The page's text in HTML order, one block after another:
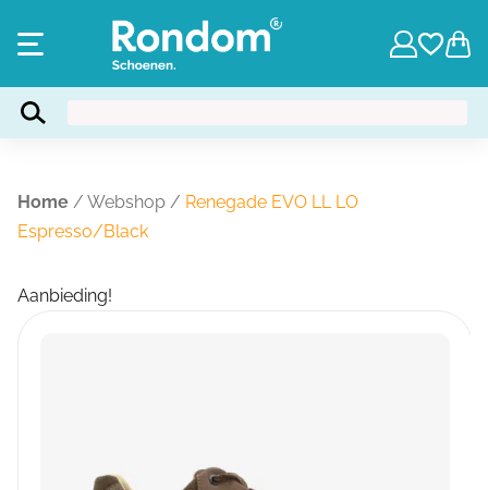
Home / Webshop / Renegade EVO LL LO
Espresso/Black
Aanbieding!